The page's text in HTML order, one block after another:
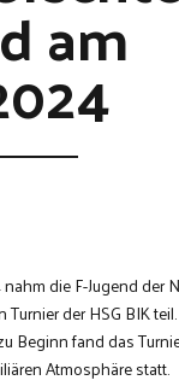
am
die F-Jugend der
der HSG BIK
Beginn fand das
Atmosphäre statt.